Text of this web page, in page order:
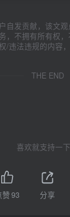
自发贡献，该文
，不拥有所有权
/违法违规的内容
THE END
喜欢就支持一
赞93 分享